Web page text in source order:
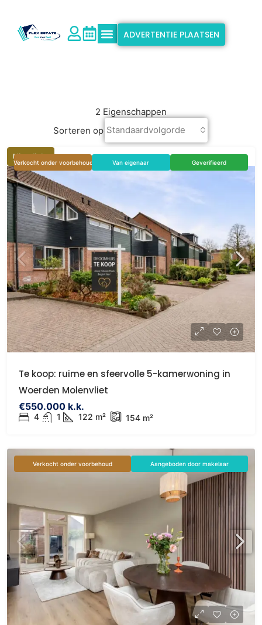
ADVERTENTIE PLAATSEN
2 Eigenschappen
Sorteren op Standaardvolgorde
Uitgelicht
Verkocht onder voorbehoud Van eigenaar Geverifieerd
Te koop: ruime en sfeervolle 5-kamerwoning in
Woerden Molenvliet
€550.000 k.k.
4 1 122 m² 154 m²
Verkocht onder voorbehoud Aangeboden door makelaar